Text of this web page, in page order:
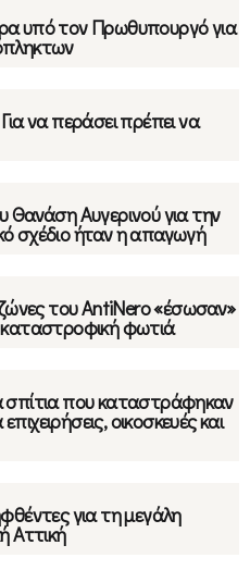
υπό τον Πρωθυπουργό για
να περάσει πρέπει να
Θανάση Αυγερινού για την
σχέδιο ήταν η απαγωγή
ζώνες του AntiNero «έσωσαν»
φωτιά
σπίτια που καταστράφηκαν
οικοσκευές και
για τη μεγάλη
Αττική